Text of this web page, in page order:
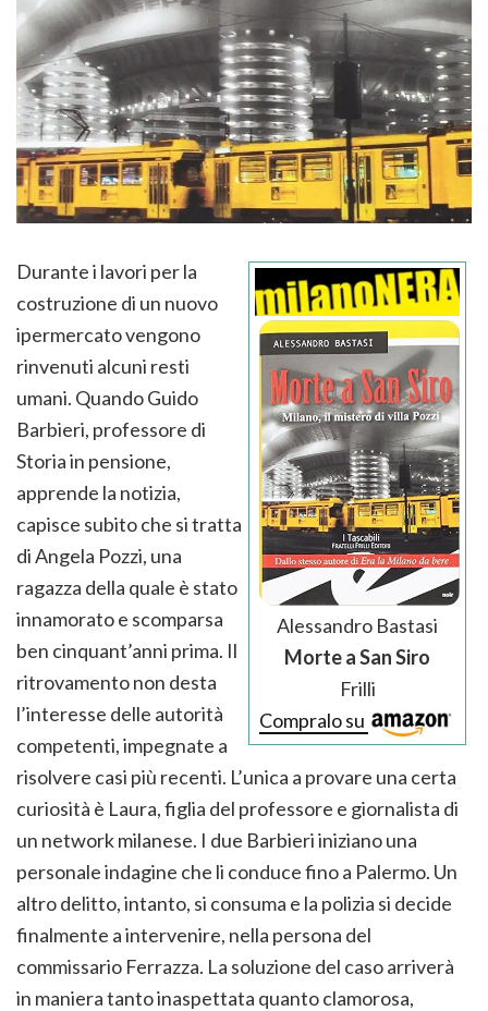
Alessandro Bastasi
Morte a San Siro
Frilli
Compralo su
Durante i lavori per la
costruzione di un nuovo
ipermercato vengono
rinvenuti alcuni resti
umani. Quando Guido
Barbieri, professore di
Storia in pensione,
apprende la notizia,
capisce subito che si tratta
di Angela Pozzi, una
ragazza della quale è stato
innamorato e scomparsa
ben cinquant’anni prima. Il
ritrovamento non desta
l’interesse delle autorità
competenti, impegnate a
risolvere casi più recenti. L’unica a provare una certa
curiosità è Laura, figlia del professore e giornalista di
un network milanese. I due Barbieri iniziano una
personale indagine che li conduce fino a Palermo. Un
altro delitto, intanto, si consuma e la polizia si decide
finalmente a intervenire, nella persona del
commissario Ferrazza. La soluzione del caso arriverà
in maniera tanto inaspettata quanto clamorosa,